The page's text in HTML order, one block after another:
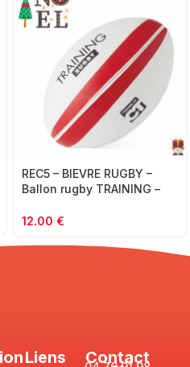
REC5 – BIEVRE RUGBY –
Ballon rugby TRAINING –
12.00 €
Liens
Contact